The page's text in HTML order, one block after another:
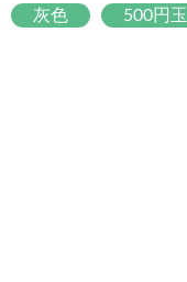
灰色 500円玉